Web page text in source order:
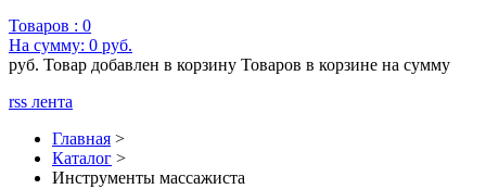
Товаров : 0
На сумму: 0 руб.
руб. Товар добавлен в корзину Товаров в корзине на сумму
rss лента
Главная >
Каталог >
Инструменты массажиста